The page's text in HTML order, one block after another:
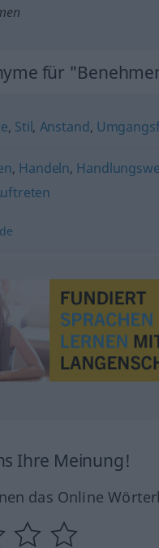
für
, Stil, Anstand,
, Handeln,
Ihre Meinung!
das Online